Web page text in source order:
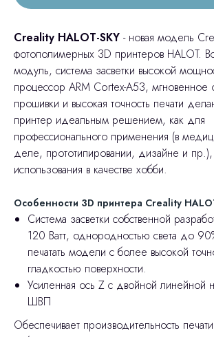
Creality HALOT-SKY - новая модель
фотополимерных 3D принтеров HALOT.
модуль, система засветки высокой
процессор ARM Cortex-A53, мгновенное
прошивки и высокая точность печати
принтер идеальным решением, как для
профессионального применения (в
деле, прототипировании, дизайне и
использования в качестве хобби.
Особенности 3D принтера Creality
Система засветки собственной
120 Ватт, однородностью света до
печатать модели с более высокой
гладкостью поверхности.
Усиленная ось Z с двойной линейной
ШВП
Обеспечивает производительность